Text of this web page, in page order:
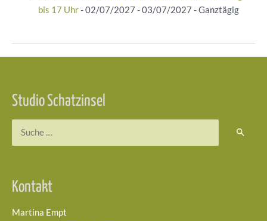
bis 17 Uhr- 02/07/2027 - 03/07/2027 - Ganztägig
Studio Schatzinsel
Kontakt
Martina Empt